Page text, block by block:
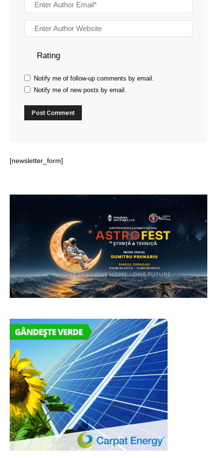
Rating
Notify me of follow-up comments by email.
Notify me of new posts by email.
[newsletter_form]